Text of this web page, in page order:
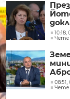
10:18,
Чете
08:51,
Чете